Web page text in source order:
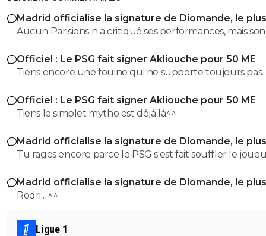
Madrid officialise la signature de Diomande, le
transfert de son histoire
Aucun Parisiens n a critiqué ses performances, mais
par rapport a ses performances... Des highlights tu en
trouves pour tout les joueurs, ce n est pourtant
sur une saison ce sont tous des cracks. Le PSG etait sur
Endrick et Manstantuono, ils ont préféré le Real, ils
tout deux des Highlights de folie sur les reseaux, ds la
du haut niveau on voit le resultat...
Officiel : Le PSG fait signer Akliouche pour 50 ME
Tiens encore une fouine qui ne supporte toujours pas
d'entendre la vérité. ^^
Officiel : Le PSG fait signer Akliouche pour 50 ME
Tiens le simplet mytho est déjà là^^
Madrid officialise la signature de Diomande, le
transfert de son histoire
Tu rages encore parce le PSG s'est fait souffler le
le Real Madrid. Mdr Yan Diomandé :
https://www.facebook.com/reel/1056646916713236 Alors... tu
trouves que ce joueur ne mérite toujours pas d'être
à ce prix ?
Madrid officialise la signature de Diomande, le
transfert de son histoire
Rodri... ^^
Ligue 1